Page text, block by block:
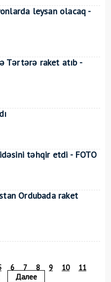
leysan olacaq -
Tərtərə raket atıb -
təhqir etdi - FOTO
Ordubada raket
6 7 8 9 10
11
Далее